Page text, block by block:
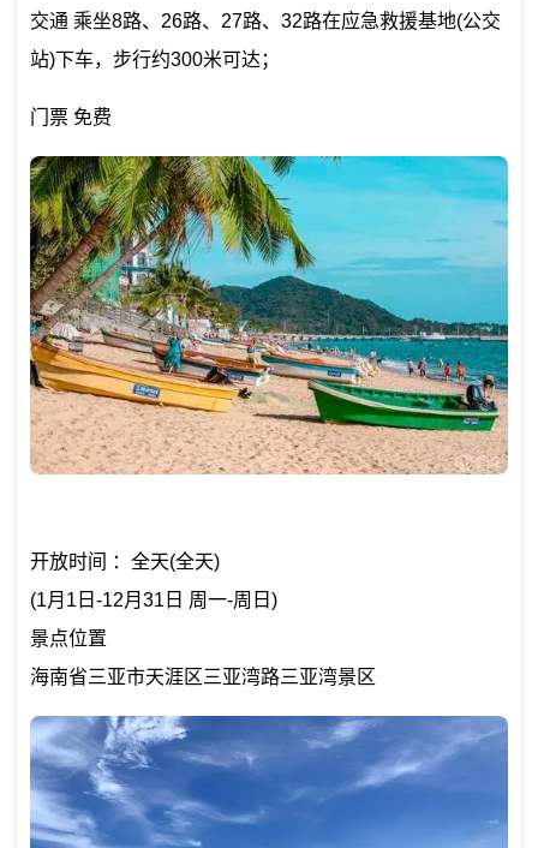
交通 乘坐8路、26路、27路、32路在应急救援基地(公交
站)下车，步行约300米可达；
门票 免费
开放时间 ：全天(全天)
(1月1日-12月31日 周一-周日)
景点位置
海南省三亚市天涯区三亚湾路三亚湾景区